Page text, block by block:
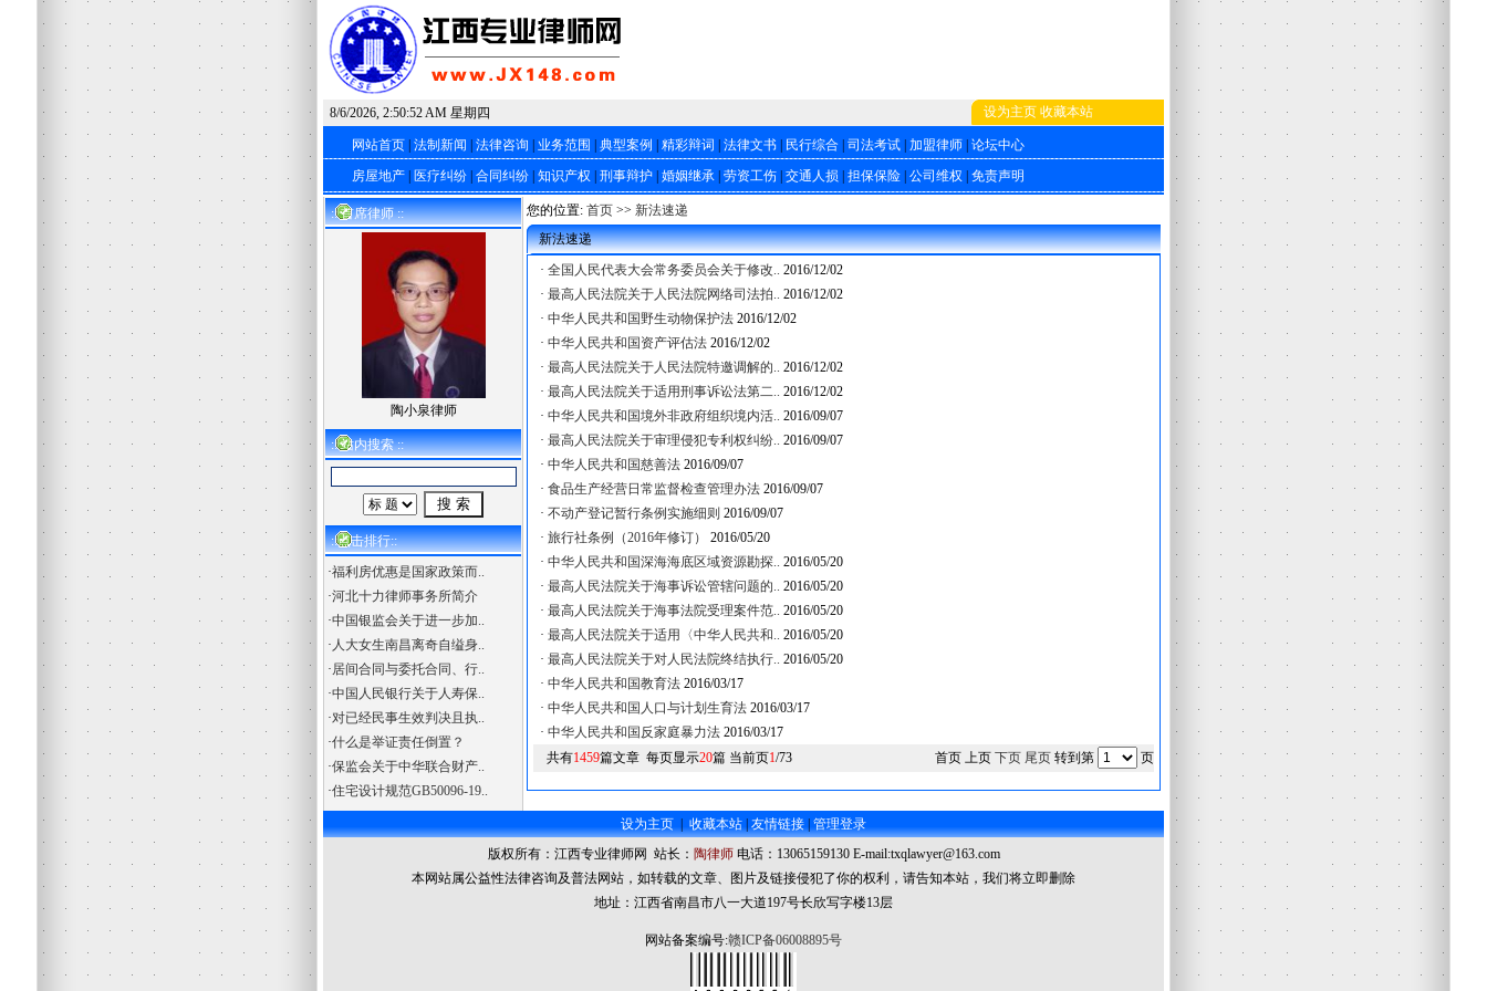
8/6/2026, 2:50:53 AM 星期四 设为主页 收藏本站
网站首页 法制新闻 法律咨询 业务范围 典型案例 精彩辩词 法律文书 民行综合 司法考试 加盟律师 论坛中心
房屋地产
医疗纠纷 合同纠纷 知识产权 刑事辩护 婚姻继承 劳资工伤 交通人损 担保保险 公司维权 免责声明
:: 首席律师 ::
陶小泉律师
:: 站内搜索 ::
::点击排行::
·福利房优惠是国家政策而..
·河北十力律师事务所简介
·中国银监会关于进一步加..
· 人大女生南昌离奇自缢身..
·居间合同与委托合同、行..
·中国人民银行关于人寿保..
·对已经民事生效判决且执..
·什么是举证责任倒置？
·保监会关于中华联合财产..
·住宅设计规范GB50096-19..
您的位置: 首页 >> 新法速递
新法速递
· 全国人民代表大会常务委员会关于修改.. 2016/12/02
· 最高人民法院关于人民法院网络司法拍.. 2016/12/02
· 中华人民共和国野生动物保护法 2016/12/02
· 中华人民共和国资产评估法 2016/12/02
· 最高人民法院关于人民法院特邀调解的.. 2016/12/02
· 最高人民法院关于适用刑事诉讼法第二.. 2016/12/02
· 中华人民共和国境外非政府组织境内活.. 2016/09/07
· 最高人民法院关于审理侵犯专利权纠纷.. 2016/09/07
· 中华人民共和国慈善法 2016/09/07
· 食品生产经营日常监督检查管理办法 2016/09/07
· 不动产登记暂行条例实施细则 2016/09/07
· 旅行社条例（2016年修订）
2016/05/20
· 中华人民共和国深海海底区域资源勘探.. 2016/05/20
· 最高人民法院关于海事诉讼管辖问题的.. 2016/05/20
· 最高人民法院关于海事法院受理案件范.. 2016/05/20
· 最高人民法院关于适用〈中华人民共和.. 2016/05/20
· 最高人民法院关于对人民法院终结执行.. 2016/05/20
· 中华人民共和国教育法 2016/03/17
· 中华人民共和国人口与计划生育法 2016/03/17
· 中华人民共和国反家庭暴力法 2016/03/17
共有1459篇文章 每页显示20篇 当前页1/73 首页 上页 下页 尾页 转到第 页
设为主页 收藏本站 友情链接 管理登录
版权所有：江西专业律师网 站长： 陶律师电话：13065159130 E-mail:txqlawyer@163.com
本网站属公益性法律咨询及普法网站，如转载的文章、图片及链接侵犯了你的权利，请告知本站，我们将立即删除
地址：江西省南昌市八一大道197号长欣写字楼13层
网站备案编号:赣ICP备06008895号